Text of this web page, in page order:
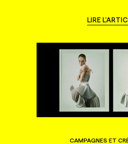
LIRE
CAMPAGNES ET